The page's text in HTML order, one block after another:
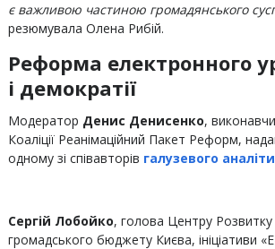
є важливою частиною громадянського
резюмувала Олена Рибій.
Реформа електронного
і демократії
Модератор Денис Денисенко,
Коаліції Реанімаційний Пакет Реформ,
одному зі співавторів галузевого
Сергій Лобойко, голова Центру Розвитку
громадського бюджету Києва, ініціативи